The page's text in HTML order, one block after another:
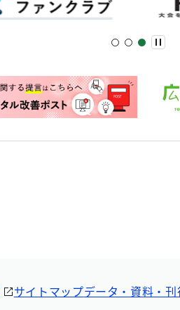
サイトマップデータ・資料・刊